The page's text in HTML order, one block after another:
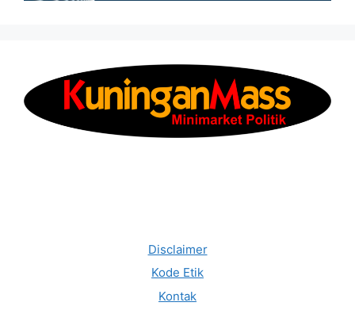
Disclaimer
Kode Etik
Kontak